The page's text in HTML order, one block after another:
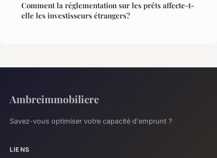
Comment la réglementation sur les prêts affecte-t-
elle les investisseurs étrangers?
Ambreimmobiliere
Savez-vous optimiser votre capacité d'emprunt ?
LIENS